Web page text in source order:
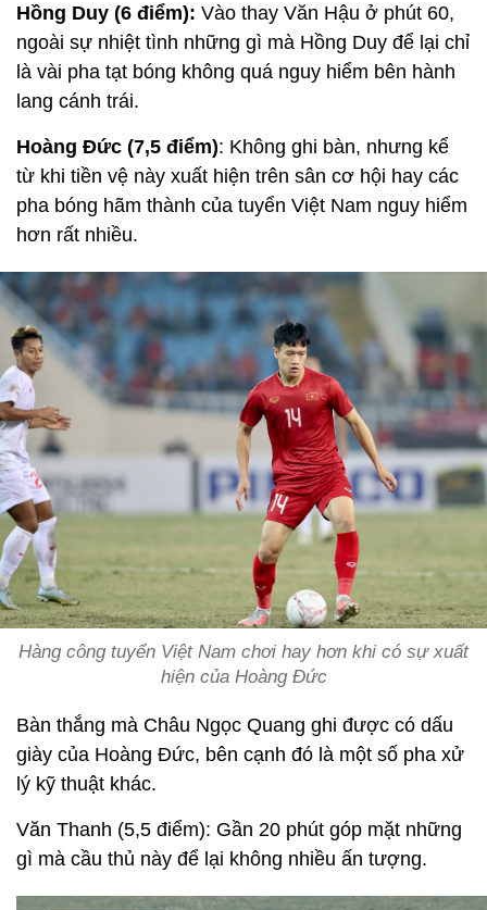
Hồng Duy (6 điểm): Vào thay Văn Hậu ở phút 60,
ngoài sự nhiệt tình những gì mà Hồng Duy để lại chỉ
là vài pha tạt bóng không quá nguy hiểm bên hành
lang cánh trái.
Hoàng Đức (7,5 điểm): Không ghi bàn, nhưng kể
từ khi tiền vệ này xuất hiện trên sân cơ hội hay các
pha bóng hãm thành của tuyển Việt Nam nguy hiểm
hơn rất nhiều.
Hàng công tuyển Việt Nam chơi hay hơn khi có sự xuất
hiện của Hoàng Đức
Bàn thắng mà Châu Ngọc Quang ghi được có dấu
giày của Hoàng Đức, bên cạnh đó là một số pha xử
lý kỹ thuật khác.
Văn Thanh (5,5 điểm): Gần 20 phút góp mặt những
gì mà cầu thủ này để lại không nhiều ấn tượng.